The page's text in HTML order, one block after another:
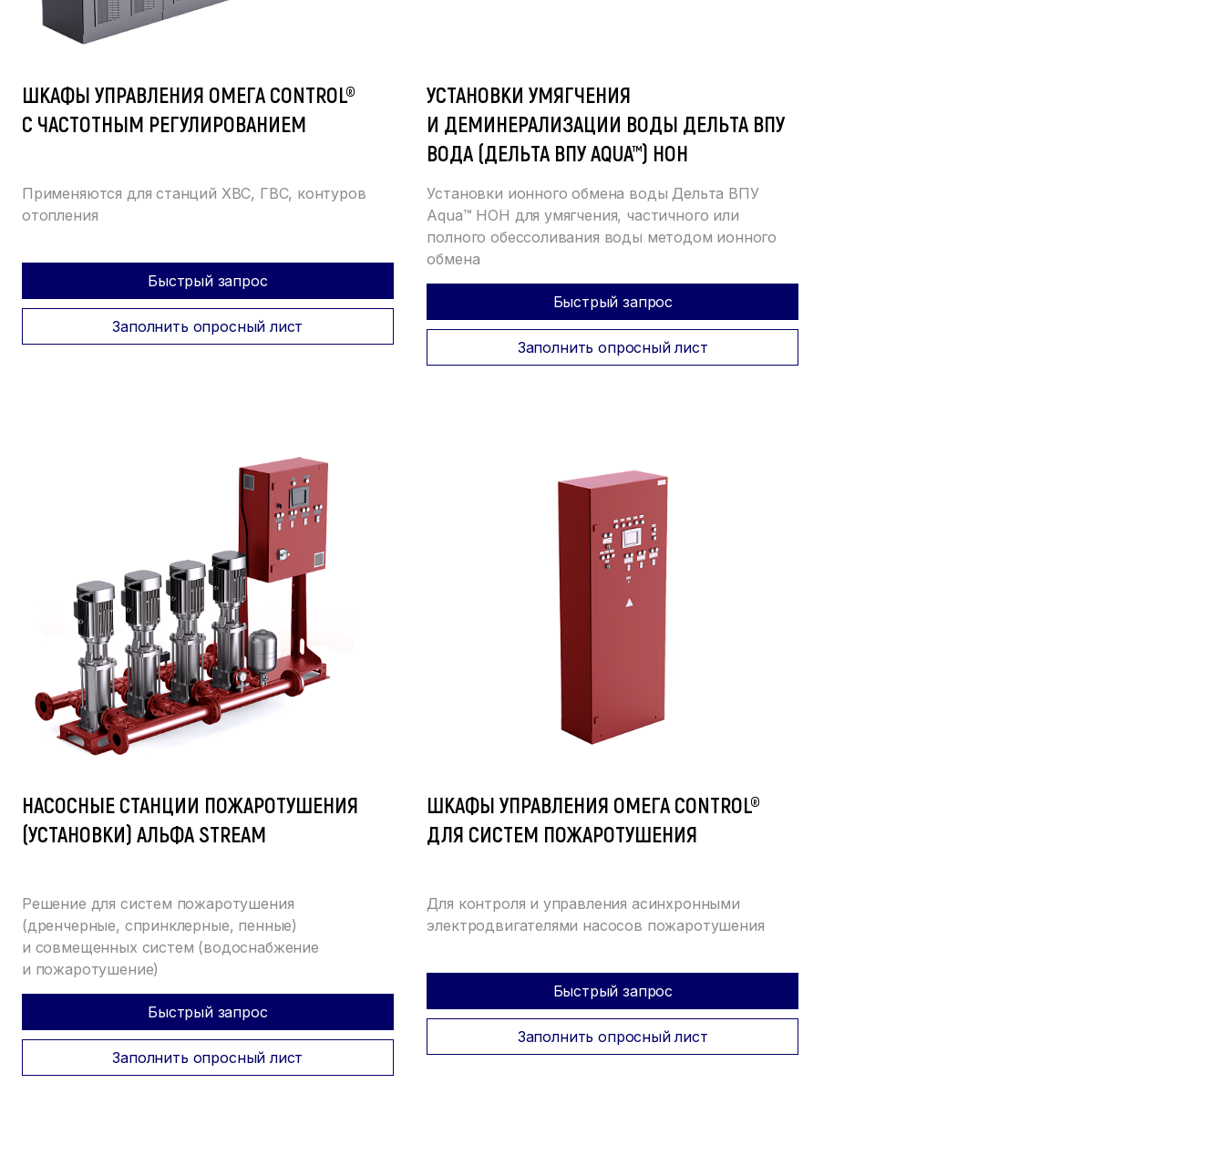
ШКАФЫ УПРАВЛЕНИЯ ОМЕГА CONTROL®
С ЧАСТОТНЫМ РЕГУЛИРОВАНИЕМ
Применяются для станций ХВС, ГВС, контуров
отопления
Быстрый запрос
Заполнить опросный лист
УСТАНОВКИ УМЯГЧЕНИЯ
И ДЕМИНЕРАЛИЗАЦИИ ВОДЫ ДЕЛЬТА ВПУ
ВОДА (ДЕЛЬТА ВПУ AQUA™) НОН
Установки ионного обмена воды Дельта ВПУ
Aqua™ НОН для умягчения, частичного или
полного обессоливания воды методом ионного
обмена
Быстрый запрос
Заполнить опросный лист
НАСОСНЫЕ СТАНЦИИ ПОЖАРОТУШЕНИЯ
(УСТАНОВКИ) АЛЬФА STREAM
Решение для систем пожаротушения
(дренчерные, спринклерные, пенные)
и совмещенных систем (водоснабжение
и пожаротушение)
Быстрый запрос
Заполнить опросный лист
ШКАФЫ УПРАВЛЕНИЯ ОМЕГА CONTROL®
ДЛЯ СИСТЕМ ПОЖАРОТУШЕНИЯ
Для контроля и управления асинхронными
электродвигателями насосов пожаротушения
Быстрый запрос
Заполнить опросный лист